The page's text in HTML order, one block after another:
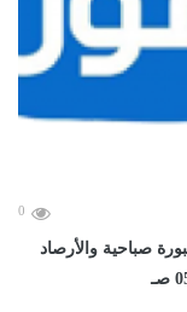
0
وشبورة صباحية والأرصاد